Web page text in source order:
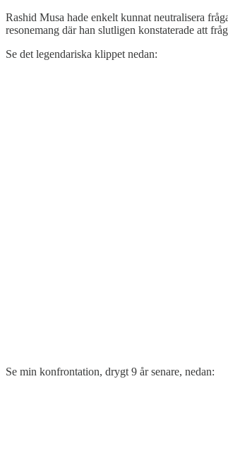
Rashid Musa hade enkelt kunnat neutralisera
resonemang där han slutligen konstaterade att
Se det legendariska klippet nedan:
Se min konfrontation, drygt 9 år senare, nedan: